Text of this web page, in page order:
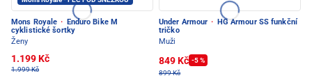
Mons Royale ·
Enduro Bike M
cyklistické šortky
Ženy
1.199 Kč
1.999 Kč
Under Armour ·
HG Armour SS funkční
tričko
Muži
849 Kč -5 %
899 Kč